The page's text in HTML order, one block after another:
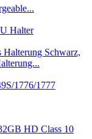
Halter